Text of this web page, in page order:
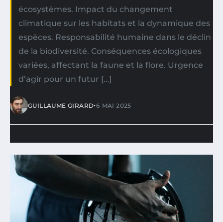
écosystèmes. Impact du changement
climatique sur les habitats et la dynamique des
espèces. Responsabilité humaine dans le déclin
de la biodiversité. Conséquences écologiques
variées, affectant la faune et la flore. Urgence
d’agir pour un futur […]
GUILLAUME GIRARD•6 MAI 2025